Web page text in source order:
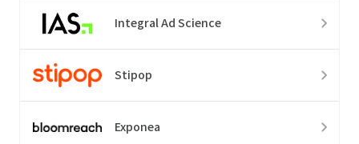
Integral Ad Science
Stipop
Exponea